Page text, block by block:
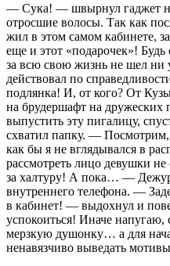
— Сука! — швырнул гаджет
отросшие волосы. Так как
жил в этом самом кабинете,
еще и этот «подарочек»!
за всю свою жизнь не шел ни
действовал по
подлянка! И, от кого? От
на брудершафт на дружеских
выпустить эту пигалицу,
схватил папку. —
как бы я не вглядывался в
рассмотреть лицо девушки
за халтуру! А пока… —
внутреннего телефона. —
в кабинет! — выдохнул и
успокоиться! Иначе напугаю,
мерзкую душонку… а для
ненавязчиво выведать